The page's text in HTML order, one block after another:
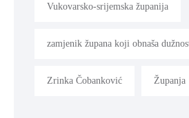
Vukovarsko-srijemska županija
zamjenik župana koji obnaša
Zrinka Čobanković Županja